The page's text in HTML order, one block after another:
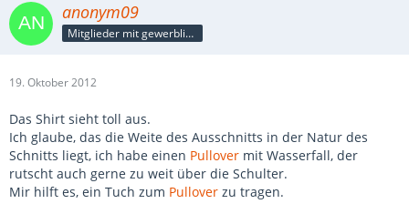
anonym09
Mitglieder mit gewerblicher Verbindung, auch als Mitarbeiter/in
19. Oktober 2012
Das Shirt sieht toll aus.
Ich glaube, das die Weite des Ausschnitts in der Natur des
Schnitts liegt, ich habe einen Pullover mit Wasserfall, der
rutscht auch gerne zu weit über die Schulter.
Mir hilft es, ein Tuch zum Pullover zu tragen.